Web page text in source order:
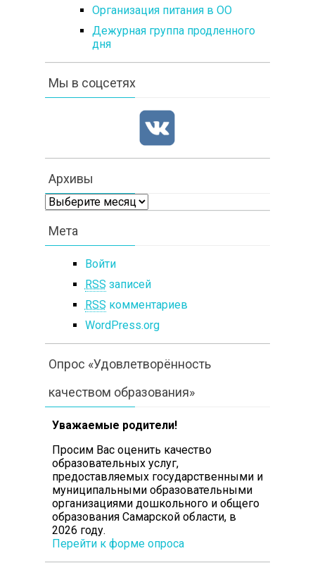
Организация питания в ОО
Дежурная группа продленного
дня
Мы в соцсетях
Архивы
Архивы
Мета
Войти
RSS записей
RSS комментариев
WordPress.org
Опрос «Удовлетворённость
качеством образования»
Уважаемые родители!
Просим Вас оценить качество
образовательных услуг,
предоставляемых государственными и
муниципальными образовательными
организациями дошкольного и общего
образования Самарской области, в
2026 году.
Перейти к форме опроса